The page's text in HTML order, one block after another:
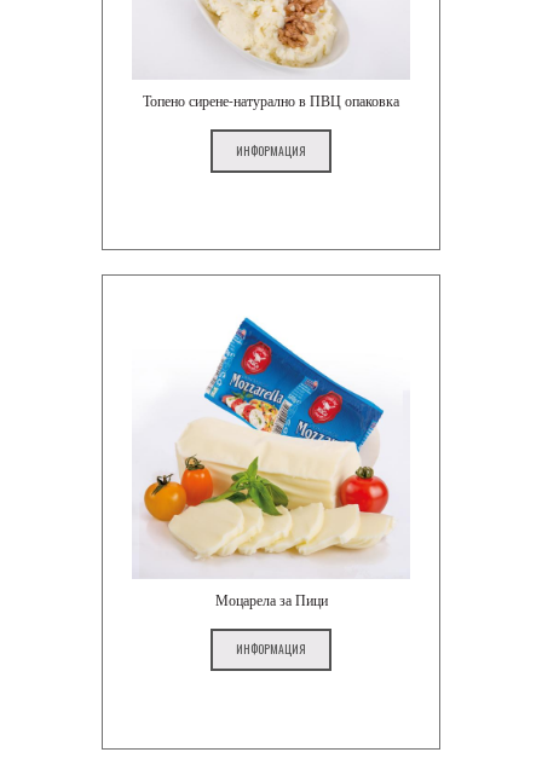
Топено сирене-натурално в ПВЦ опаковка
ИНФОРМАЦИЯ
Моцарела за Пици
ИНФОРМАЦИЯ